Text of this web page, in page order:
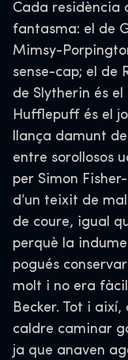
Cada residència
fantasma: el de
Mimsy-
sense-cap; el de
de Slytherin és
Hufflepuff és el
llança damunt
entre sorollosos
per Simon
d’un teixit de
de coure, igual
perquè la
pogués
molt i no era
Becker. Tot i
caldre caminar
ja que anaven